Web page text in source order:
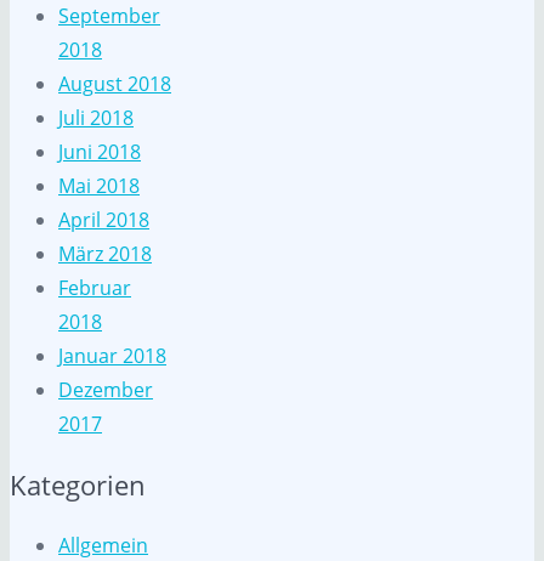
September
2018
August 2018
Juli 2018
Juni 2018
Mai 2018
April 2018
März 2018
Februar
2018
Januar 2018
Dezember
2017
Kategorien
Allgemein